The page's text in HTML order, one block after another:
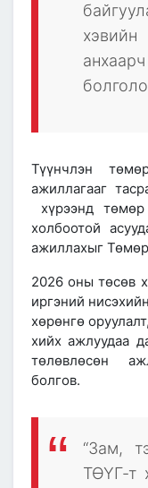
Түүнчлэн
ажиллагааг
хүрээнд төмөр
холбоотой
ажиллахыг Төмөр
2026 оны төсөв
иргэний
хөрөнгө
хийх ажлуудаа
төлөвлөсөн
болгов.
“Зам,
ТӨҮГ-т